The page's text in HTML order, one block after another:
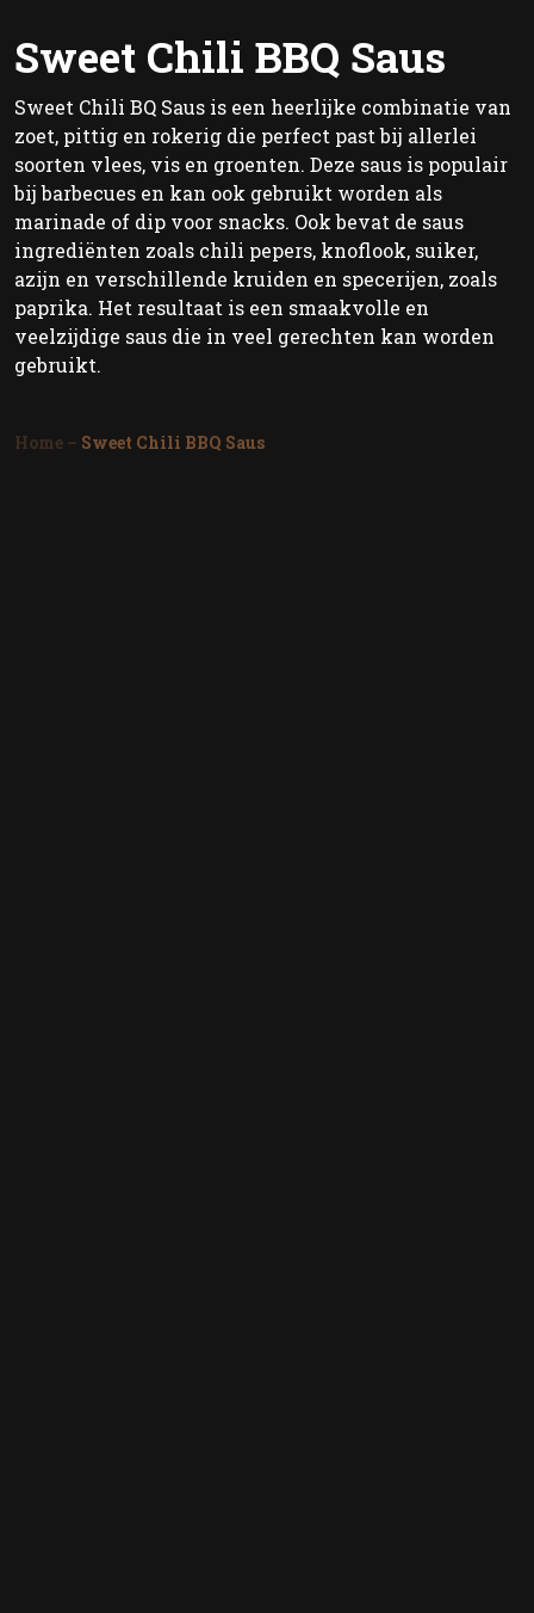
Sweet Chili BBQ Saus
Sweet Chili BQ Saus is een heerlijke combinatie van
zoet, pittig en rokerig die perfect past bij allerlei
soorten vlees, vis en groenten. Deze saus is populair
bij barbecues en kan ook gebruikt worden als
marinade of dip voor snacks. Ook bevat de saus
ingrediënten zoals chili pepers, knoflook, suiker,
azijn en verschillende kruiden en specerijen, zoals
paprika. Het resultaat is een smaakvolle en
veelzijdige saus die in veel gerechten kan worden
gebruikt.
Home – Sweet Chili BBQ Saus